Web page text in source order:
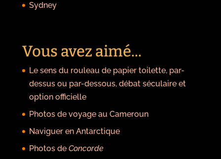
Sydney
Vous avez aimé...
Le sens du rouleau de papier toilette, par-
dessus ou par-dessous, débat séculaire et
option officielle
Photos de voyage au Cameroun
Naviguer en Antarctique
Photos de Concorde